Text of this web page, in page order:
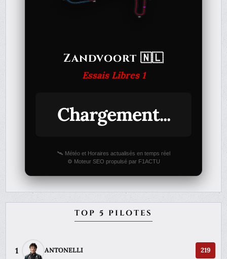
Zandvoort 🇳🇱
Essais Libres 1
Chargement...
🛰️ Météo et Horaires actualisés en temps réel
⚙️ Moteur SEO propulsé par F1ACTU
TOP 5 PILOTES
1 ANTONELLI 219